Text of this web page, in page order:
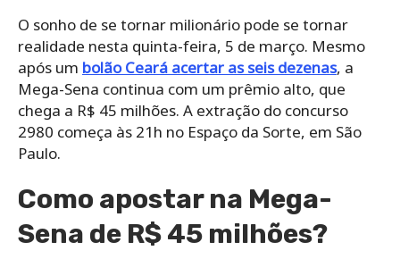
O sonho de se tornar milionário pode se tornar
realidade nesta quinta-feira, 5 de março. Mesmo
após um bolão Ceará acertar as seis dezenas, a
Mega-Sena continua com um prêmio alto, que
chega a R$ 45 milhões. A extração do concurso
2980 começa às 21h no Espaço da Sorte, em São
Paulo.
Como apostar na Mega-
Sena de R$ 45 milhões?